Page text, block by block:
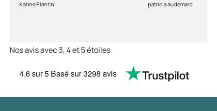
Karine Plantin patricia audemard
Nos avis avec 3, 4 et 5 étoiles
4.6sur 5 Basé sur3298 avis